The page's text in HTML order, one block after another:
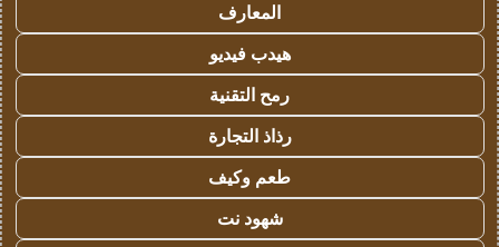
المعارف
هيدب فيديو
رمح التقنية
رذاذ التجارة
طعم وكيف
شهود نت